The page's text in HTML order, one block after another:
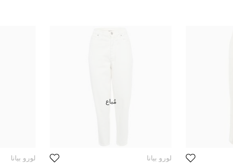
لورو بيانا
مُباع
لورو بيانا